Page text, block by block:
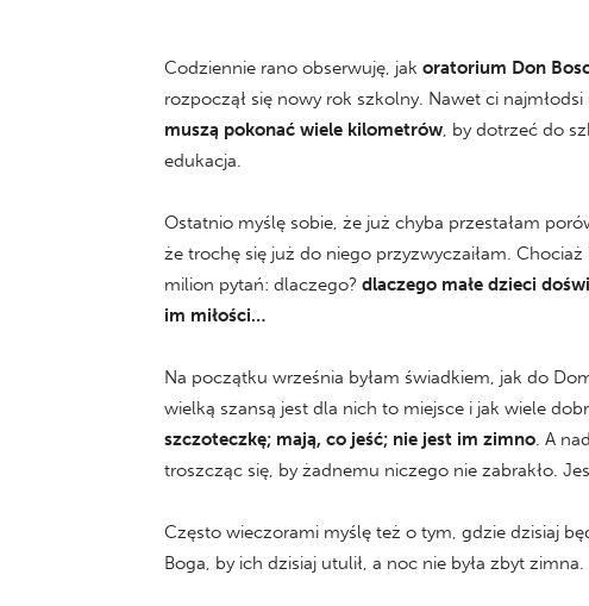
Codziennie rano obserwuję, jak oratorium Don
rozpoczął się nowy rok szkolny. Nawet ci
muszą pokonać wiele kilometrów, by dotrzeć do
edukacja.
Ostatnio myślę sobie, że już chyba przestałam
że trochę się już do niego przyzwyczaiłam.
milion pytań: dlaczego? dlaczego małe dzieci
im miłości…
Na początku września byłam świadkiem, jak do
wielką szansą jest dla nich to miejsce i jak wiele
szczoteczkę; mają, co jeść; nie jest im zimno. A
troszcząc się, by żadnemu niczego nie zabrakło.
Często wieczorami myślę też o tym, gdzie dzisiaj
Boga, by ich dzisiaj utulił, a noc nie była zbyt